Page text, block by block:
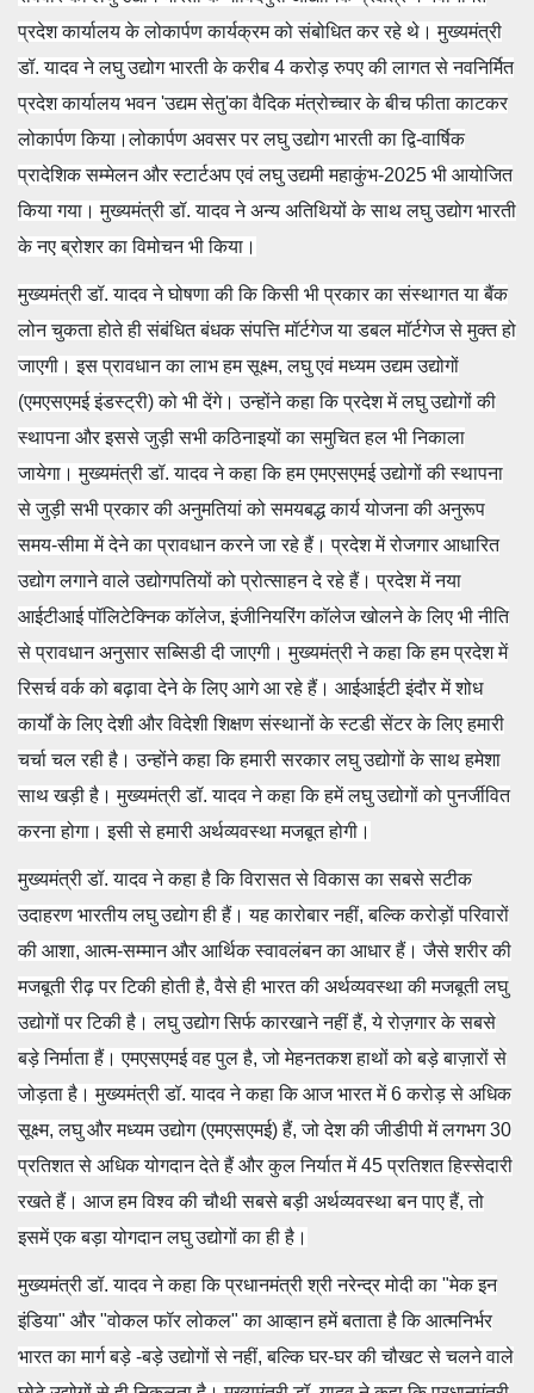
प्रदेश कार्यालय के लोकार्पण कार्यक्रम को संबोधित कर रहे थे। मुख्यमंत्री
डॉ. यादव ने लघु उद्योग भारती के करीब 4 करोड़ रुपए की लागत से नवनिर्मित
प्रदेश कार्यालय भवन 'उद्यम सेतु'का वैदिक मंत्रोच्चार के बीच फीता काटकर
लोकार्पण किया।लोकार्पण अवसर पर लघु उद्योग भारती का द्वि-वार्षिक
प्रादेशिक सम्मेलन और स्टार्टअप एवं लघु उद्यमी महाकुंभ-2025 भी आयोजित
किया गया। मुख्यमंत्री डॉ. यादव ने अन्य अतिथियों के साथ लघु उद्योग भारती
के नए ब्रोशर का विमोचन भी किया।
मुख्यमंत्री डॉ. यादव ने घोषणा की कि किसी भी प्रकार का संस्थागत या बैंक
लोन चुकता होते ही संबंधित बंधक संपत्ति मॉर्टगेज या डबल मॉर्टगेज से मुक्त हो
जाएगी। इस प्रावधान का लाभ हम सूक्ष्म, लघु एवं मध्यम उद्यम उद्योगों
(एमएसएमई इंडस्ट्री) को भी देंगे। उन्होंने कहा कि प्रदेश में लघु उद्योगों की
स्थापना और इससे जुड़ी सभी कठिनाइयों का समुचित हल भी निकाला
जायेगा। मुख्यमंत्री डॉ. यादव ने कहा कि हम एमएसएमई उद्योगों की स्थापना
से जुड़ी सभी प्रकार की अनुमतियां को समयबद्ध कार्य योजना की अनुरूप
समय-सीमा में देने का प्रावधान करने जा रहे हैं। प्रदेश में रोजगार आधारित
उद्योग लगाने वाले उद्योगपतियों को प्रोत्साहन दे रहे हैं। प्रदेश में नया
आईटीआई पॉलिटेक्निक कॉलेज, इंजीनियरिंग कॉलेज खोलने के लिए भी नीति
से प्रावधान अनुसार सब्सिडी दी जाएगी। मुख्यमंत्री ने कहा कि हम प्रदेश में
रिसर्च वर्क को बढ़ावा देने के लिए आगे आ रहे हैं। आईआईटी इंदौर में शोध
कार्यों के लिए देशी और विदेशी शिक्षण संस्थानों के स्टडी सेंटर के लिए हमारी
चर्चा चल रही है। उन्होंने कहा कि हमारी सरकार लघु उद्योगों के साथ हमेशा
साथ खड़ी है। मुख्यमंत्री डॉ. यादव ने कहा कि हमें लघु उद्योगों को पुनर्जीवित
करना होगा। इसी से हमारी अर्थव्यवस्था मजबूत होगी।
मुख्यमंत्री डॉ. यादव ने कहा है कि विरासत से विकास का सबसे सटीक
उदाहरण भारतीय लघु उद्योग ही हैं। यह कारोबार नहीं, बल्कि करोड़ों परिवारों
की आशा, आत्म-सम्मान और आर्थिक स्वावलंबन का आधार हैं। जैसे शरीर की
मजबूती रीढ़ पर टिकी होती है, वैसे ही भारत की अर्थव्यवस्था की मजबूती लघु
उद्योगों पर टिकी है। लघु उद्योग सिर्फ कारखाने नहीं हैं, ये रोज़गार के सबसे
बड़े निर्माता हैं। एमएसएमई वह पुल है, जो मेहनतकश हाथों को बड़े बाज़ारों से
जोड़ता है। मुख्यमंत्री डॉ. यादव ने कहा कि आज भारत में 6 करोड़ से अधिक
सूक्ष्म, लघु और मध्यम उद्योग (एमएसएमई) हैं, जो देश की जीडीपी में लगभग 30
प्रतिशत से अधिक योगदान देते हैं और कुल निर्यात में 45 प्रतिशत हिस्सेदारी
रखते हैं। आज हम विश्व की चौथी सबसे बड़ी अर्थव्यवस्था बन पाए हैं, तो
इसमें एक बड़ा योगदान लघु उद्योगों का ही है।
मुख्यमंत्री डॉ. यादव ने कहा कि प्रधानमंत्री श्री नरेन्द्र मोदी का "मेक इन
इंडिया" और "वोकल फॉर लोकल" का आव्हान हमें बताता है कि आत्मनिर्भर
भारत का मार्ग बड़े -बड़े उद्योगों से नहीं, बल्कि घर-घर की चौखट से चलने वाले